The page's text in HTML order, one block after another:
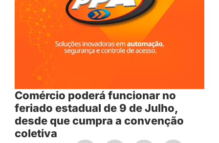
Comércio poderá funcionar no
feriado estadual de 9 de Julho,
desde que cumpra a convenção
coletiva